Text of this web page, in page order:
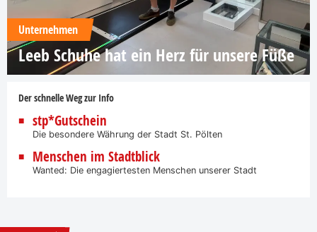
Unternehmen
Leeb Schuhe hat ein Herz für unsere Füße
Der schnelle Weg zur Info
stp*Gutschein
Die besondere Währung der Stadt St. Pölten
Menschen im Stadtblick
Wanted: Die engagiertesten Menschen unserer Stadt